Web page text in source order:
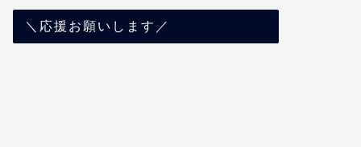
＼応援お願いします／